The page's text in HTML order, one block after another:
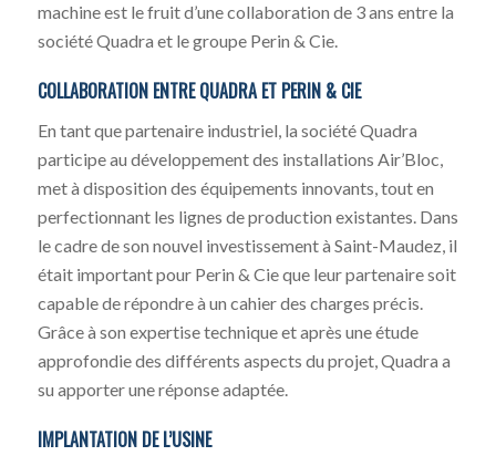
machine est le fruit d’une collaboration de 3 ans entre la
société Quadra et le groupe Perin & Cie.
COLLABORATION ENTRE QUADRA ET PERIN & CIE
En tant que partenaire industriel, la société Quadra
participe au développement des installations Air’Bloc,
met à disposition des équipements innovants, tout en
perfectionnant les lignes de production existantes. Dans
le cadre de son nouvel investissement à Saint-Maudez, il
était important pour Perin & Cie que leur partenaire soit
capable de répondre à un cahier des charges précis.
Grâce à son expertise technique et après une étude
approfondie des différents aspects du projet, Quadra a
su apporter une réponse adaptée.
IMPLANTATION DE L’USINE